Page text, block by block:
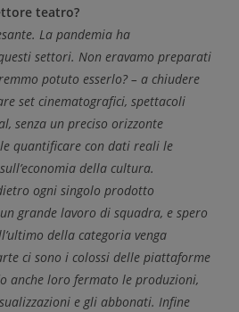
teatro?
La pandemia ha
settori. Non eravamo preparati
potuto esserlo? – a chiudere
set cinematografici, spettacoli
senza un preciso orizzonte
quantificare con dati reali le
della cultura.
ogni singolo prodotto
grande lavoro di squadra, e spero
della categoria venga
ci sono i colossi delle piattaforme
anche loro fermato le produzioni,
e gli abbonati. Infine